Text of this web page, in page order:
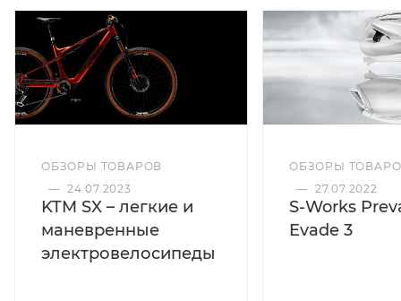
ОБЗОРЫ ТОВАРОВ
— 24.07.2023
KTM SX – легкие и
маневренные
электровелосипеды
ОБЗОРЫ
— 27.07.2022
S-Works
Evade 3